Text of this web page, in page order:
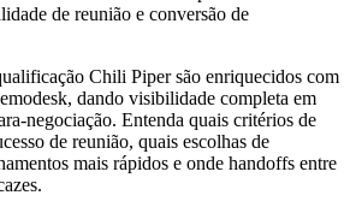
de reunião e conversão de
Chili Piper são enriquecidos com
dando visibilidade completa em
negociação. Entenda quais critérios de
de reunião, quais escolhas de
mais rápidos e onde handoffs entre